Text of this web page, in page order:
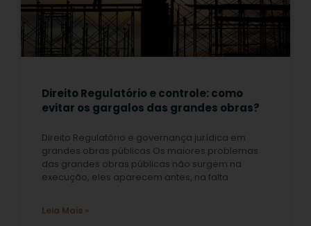
Direito Regulatório e controle: como
evitar os gargalos das grandes obras?
Direito Regulatório e governança jurídica em
grandes obras públicas Os maiores problemas
das grandes obras públicas não surgem na
execução, eles aparecem antes, na falta
Leia Mais »